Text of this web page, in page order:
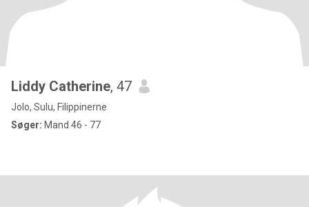
Liddy Catherine, 47
Jolo, Sulu, Filippinerne
Søger: Mand 46 - 77